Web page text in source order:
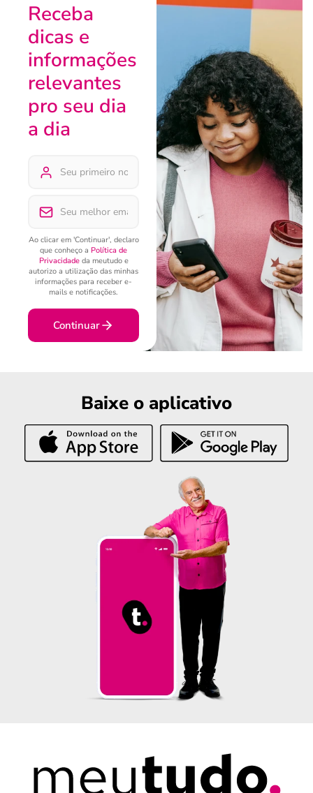
Receba
dicas e
informações
relevantes
pro seu dia
a dia
Ao clicar em 'Continuar', declaro
que conheço a Política de
Privacidadeda meutudo e
autorizo a utilização das minhas
informações para receber e-
mails e notificações.
Continuar
Baixe o aplicativo